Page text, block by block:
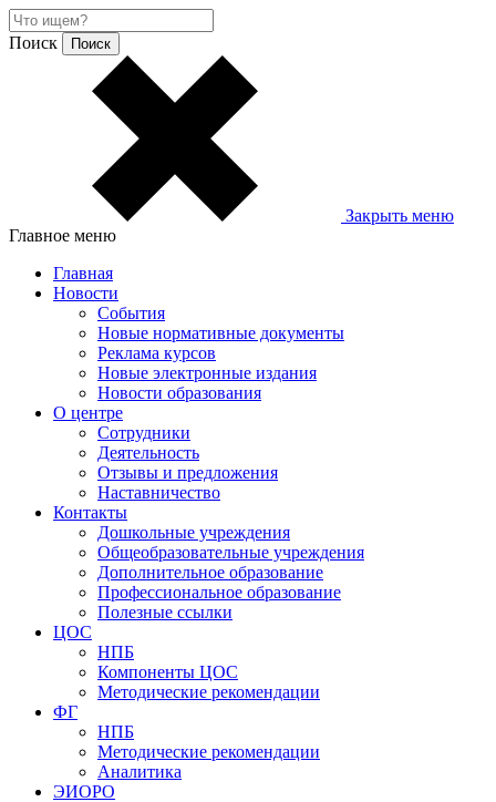
Поиск
Закрыть меню
Главное меню
Главная
Новости
События
Новые нормативные документы
Реклама курсов
Новые электронные издания
Новости образования
О центре
Сотрудники
Деятельность
Отзывы и предложения
Наставничество
Контакты
Дошкольные учреждения
Общеобразовательные учреждения
Дополнительное образование
Профессиональное образование
Полезные ссылки
ЦОС
НПБ
Компоненты ЦОС
Методические рекомендации
ФГ
НПБ
Методические рекомендации
Аналитика
ЭИОРО